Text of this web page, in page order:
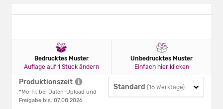
Bedrucktes Muster
Auflage auf 1 Stück ändern
Unbedrucktes Muster
Einfach hier klicken
Produktionszeit
*Mo-Fr, bei Daten-Upload und
Freigabe bis: 07.08.2026
Standard (16 Werktage)